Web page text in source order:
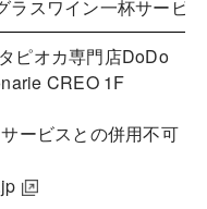
スワイン一杯サービス
ピオカ専門店DoDo
CREO 1F
ービスとの併用不可